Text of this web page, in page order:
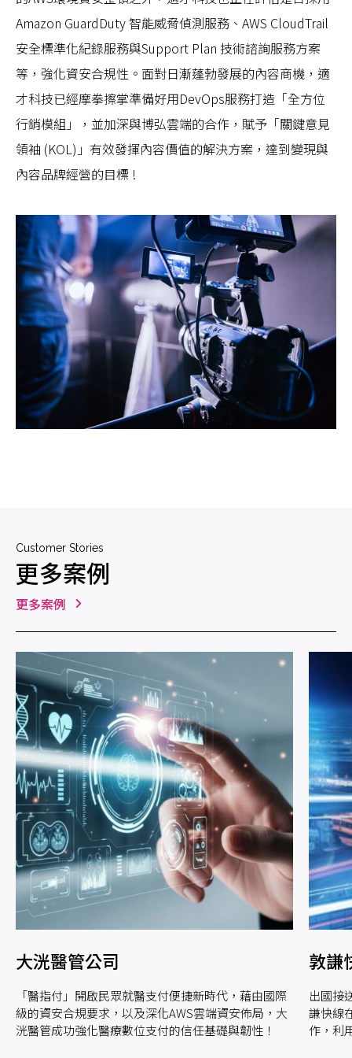
Amazon GuardDuty 智能威脅偵測服務、AWS CloudTrail
安全標準化紀錄服務與Support Plan 技術諮詢服務方案
等，強化資安合規性。面對日漸蓬勃發展的內容商機，適
才科技已經摩拳擦掌準備好用DevOps服務打造「全方位
行銷模組」，並加深與博弘雲端的合作，賦予「關鍵意見
領袖 (KOL)」有效發揮內容價值的解決方案，達到變現與
內容品牌經營的目標 !
Customer Stories
更多案例
更多案例
大洸醫管公司
「醫指付」開啟民眾就醫支付便捷新時代，藉由國際
級的資安合規要求，以及深化AWS雲端資安佈局，大
洸醫管成功強化醫療數位支付的信任基礎與韌性！
敦謙
出國接
謙快線
作，利